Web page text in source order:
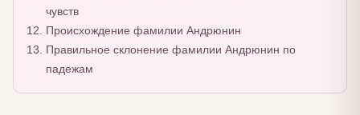
чувств
Происхождение фамилии Андрюнин
Правильное склонение фамилии Андрюнин по
падежам